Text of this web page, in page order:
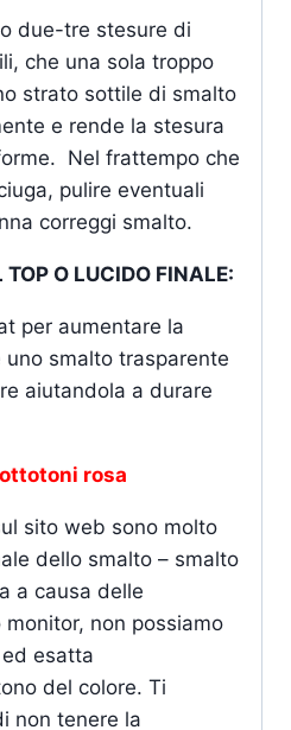
due-tre stesure di
che una sola troppo
strato sottile di smalto
e rende la stesura
Nel frattempo che
pulire eventuali
correggi smalto.
O LUCIDO FINALE:
per aumentare la
smalto trasparente
aiutandola a durare
rosa
sito web sono molto
dello smalto – smalto
a causa delle
non possiamo
esatta
del colore. Ti
non tenere la